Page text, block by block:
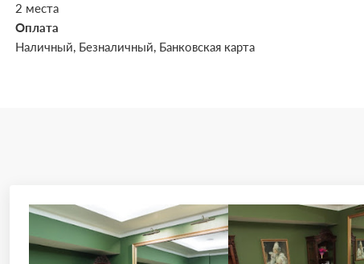
2 места
Оплата
Наличный, Безналичный, Банковская карта